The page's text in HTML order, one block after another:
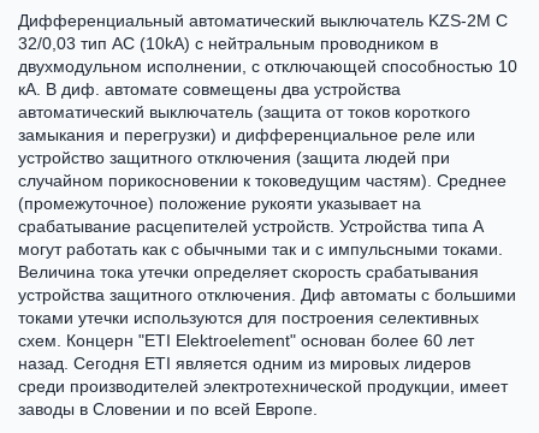
Дифференциальный автоматический выключатель KZS-2M C
32/0,03 тип AC (10kA) с нейтральным проводником в
двухмодульном исполнении, с отключающей способностью 10
кА. В диф. автомате совмещены два устройства
автоматический выключатель (защита от токов короткого
замыкания и перегрузки) и дифференциальное реле или
устройство защитного отключения (защита людей при
случайном порикосновении к токоведущим частям). Среднее
(промежуточное) положение рукояти указывает на
срабатывание расцепителей устройств. Устройства типа А
могут работать как с обычными так и с импульсными токами.
Величина тока утечки определяет скорость срабатывания
устройства защитного отключения. Диф автоматы с большими
токами утечки используются для построения селективных
схем. Концерн "ETI Elektroelement" основан более 60 лет
назад. Сегодня ETI является одним из мировых лидеров
среди производителей электротехнической продукции, имеет
заводы в Словении и по всей Европе.